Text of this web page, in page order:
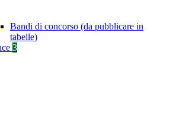
Bandi di concorso (da pubblicare in
tabelle)
3